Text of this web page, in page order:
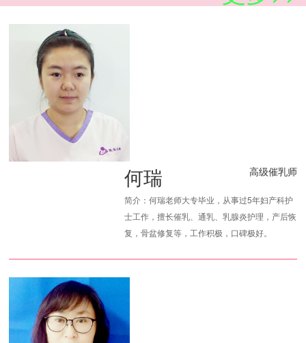
何瑞 高级催乳师
简介：何瑞老师大专毕业，从事过5年妇产科护
士工作，擅长催乳、通乳、乳腺炎护理，产后恢
复，骨盆修复等，工作积极，口碑极好。